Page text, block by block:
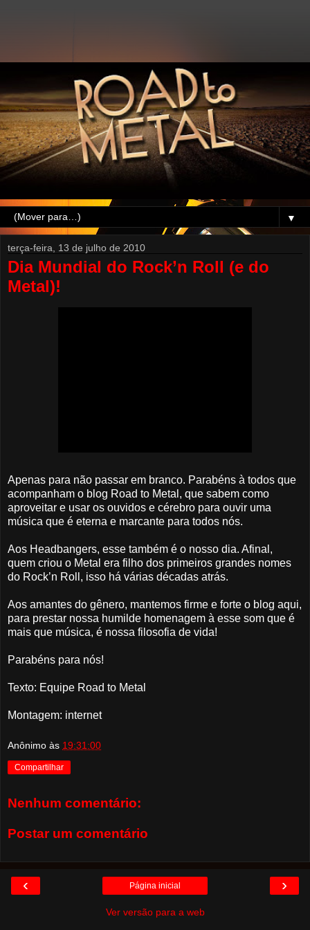
▼
terça-feira, 13 de julho de 2010
Dia Mundial do Rock’n Roll (e do
Metal)!
Apenas para não passar em branco. Parabéns à todos que
acompanham o blog Road to Metal, que sabem como
aproveitar e usar os ouvidos e cérebro para ouvir uma
música que é eterna e marcante para todos nós.
Aos Headbangers, esse também é o nosso dia. Afinal,
quem criou o Metal era filho dos primeiros grandes nomes
do Rock’n Roll, isso há várias décadas atrás.
Aos amantes do gênero, mantemos firme e forte o blog aqui,
para prestar nossa humilde homenagem à esse som que é
mais que música, é nossa filosofia de vida!
Parabéns para nós!
Texto: Equipe Road to Metal
Montagem: internet
Anônimo às 19:31:00
Compartilhar
Nenhum comentário:
Postar um comentário
‹ ›
Página inicial
Ver versão para a web